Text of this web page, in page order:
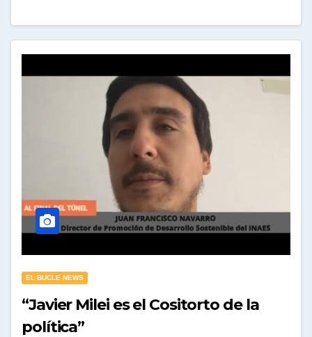
EL BUCLE NEWS
“Javier Milei es el Cositorto de la
política”